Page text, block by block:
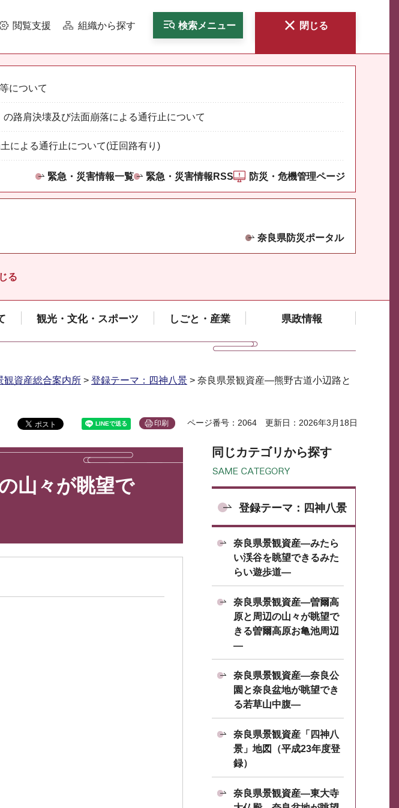
閲覧支援 組織から探す 検索メニュー 閉じる
について
路肩決壊及び法面崩落による通行止について
による通行止について(迂回路有り)
緊急・災害情報一覧 緊急・災害情報RSS 防災・危機管理ページ
奈良県防災ポータル
る
観光・文化・スポーツ しごと・産業 県政情報
観資産総合案内所 > 登録テーマ：四神八景 > 奈良県景観資産―熊野古道小辺路と
印刷 ページ番号：2064 更新日：2026年3月18日
山々が眺望で
同じカテゴリから探す
登録テーマ：四神八景
奈良県景観資産―みたら
い渓谷を眺望できるみた
らい遊歩道―
奈良県景観資産―曽爾高
原と周辺の山々が眺望で
きる曽爾高原お亀池周辺
―
奈良県景観資産―奈良公
園と奈良盆地が眺望でき
る若草山中腹―
奈良県景観資産「四神八
景」地図（平成23年度登
録）
奈良県景観資産―東大寺